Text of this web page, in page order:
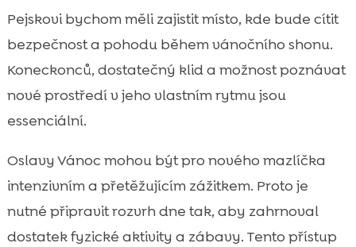
Pejskovi bychom měli zajistit místo, kde bude cítit
bezpečnost a pohodu během vánočního shonu.
Koneckonců, dostatečný klid a možnost poznávat
nové prostředí v jeho vlastním rytmu jsou
essenciální.
Oslavy Vánoc mohou být pro nového mazlíčka
intenzivním a přetěžujícím zážitkem. Proto je
nutné připravit rozvrh dne tak, aby zahrnoval
dostatek fyzické aktivity a zábavy. Tento přístup